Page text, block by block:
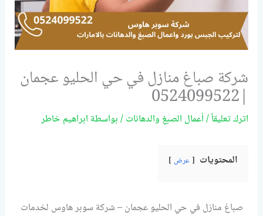
شركة صباغ منازل في حي الحليو عجمان
|0524099522
اترك تعليقاً/أعمال الصبغ والدهانات/ بواسطة ابراهيم خاطر
المحتويات عرض
صباغ منازل في حي الحليو عجمان – شركة سوبر هاوس لخدمات